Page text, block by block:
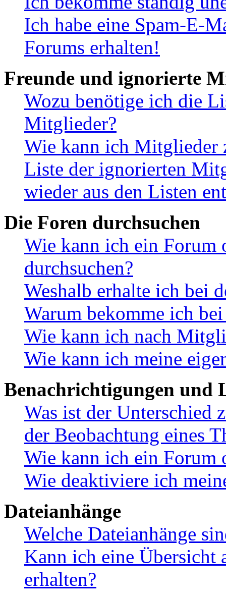
Ich habe eine Spam-E-
Forums erhalten!
Freunde und ignorierte
Wozu benötige ich die
Mitglieder?
Wie kann ich Mitglieder
Liste der ignorierten
wieder aus den Listen
Die Foren durchsuchen
Wie kann ich ein Forum
durchsuchen?
Weshalb erhalte ich bei
Warum bekomme ich
Wie kann ich nach
Wie kann ich meine
Benachrichtigungen und
Was ist der Unterschied
der Beobachtung eines
Wie kann ich ein Forum
Wie deaktiviere ich
Dateianhänge
Welche Dateianhänge
Kann ich eine Übersicht
erhalten?